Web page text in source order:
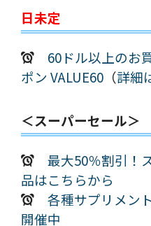
日未定
60ドル以上のお
ポン VALUE60 （詳細
＜スーパーセール＞
最大50％割引！
品はこちらから
各種サプリメン
開催中